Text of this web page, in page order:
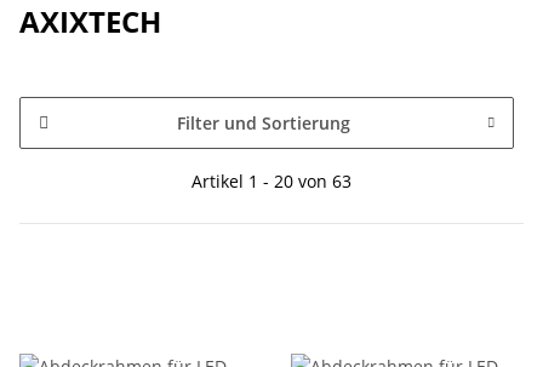
AXIXTECH
Filter und Sortierung
Artikel 1 - 20 von 63